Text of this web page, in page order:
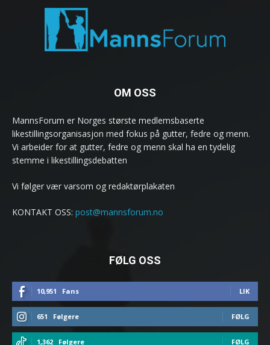
OM OSS
MannsForum er Norges største medlemsbaserte
likestillingsorganisasjon med fokus på gutter, fedre og menn.
Vi arbeider for at gutter, fedre og menn skal ha en tydelig
stemme i likestillingsdebatten
Vi følger vær varsom og redaktørplakaten
KONTAKT OSS: post@mannsforum.no
FØLG OSS
10,951 Fans LIK
651 Følgere FØLG
1,362 Følgere FØLG